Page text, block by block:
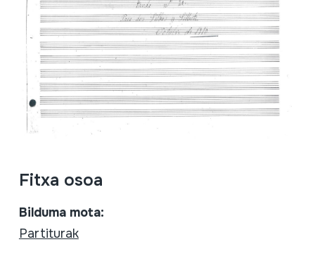
Fitxa osoa
Bilduma mota:
Partiturak